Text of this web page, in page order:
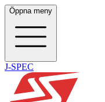
Öppna meny
J-SPEC